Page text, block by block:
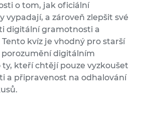
o tom, jak oficiální
vypadají, a zároveň zlepšit své
digitální gramotnosti a
kvíz je vhodný pro starší
porozumění digitálním
kteří chtějí pouze vyzkoušet
a připravenost na odhalování